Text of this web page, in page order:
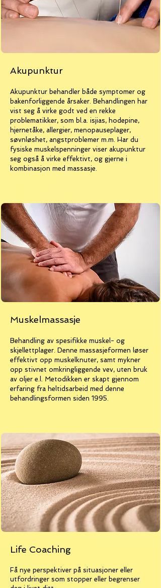
Akupunktur
Akupunktur behandler både symptomer og
bakenforliggende årsaker. Behandlingen har
vist seg å virke godt ved en rekke
problematikker, som bl.a. isjias, hodepine,
hjernetåke, allergier, menopauseplager,
søvnløshet, angstproblemer m.m. Har du
fysiske muskelspenninger viser akupunktur
seg også å virke effektivt, og gjerne i
kombinasjon med massasje.
Muskelmassasje
Behandling av spesifikke muskel- og
skjellettplager. Denne massasjeformen løser
effektivt opp muskelknuter, samt mykner
opp stivnet omkringliggende vev, uten bruk
av oljer e.l. Metodikken er skapt gjennom
erfaring fra heltidsarbeid med denne
behandlingsformen siden 1995.
Life Coaching
Få nye perspektiver på situasjoner eller
utfordringer som stopper eller begrenser